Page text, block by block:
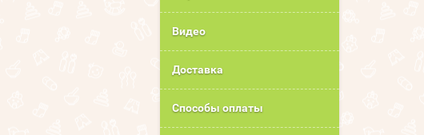
Видео
Доставка
Способы оплаты